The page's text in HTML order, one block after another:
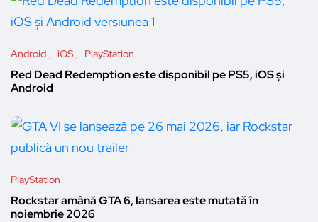
Android iOS PlayStation
Red Dead Redemption este disponibil pe PS5, iOS și
Android
PlayStation
Rockstar amână GTA 6, lansarea este mutată în
noiembrie 2026